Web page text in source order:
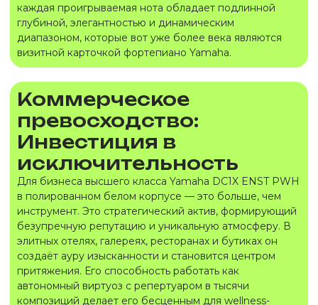
каждая проигрываемая нота обладает подлинной
глубиной, элегантностью и динамическим
диапазоном, которые вот уже более века являются
визитной карточкой фортепиано Yamaha.
Коммерческое
превосходство:
Инвестиция в
исключительность
Для бизнеса высшего класса Yamaha DC1X ENST PWH
в полированном белом корпусе — это больше, чем
инструмент. Это стратегический актив, формирующий
безупречную репутацию и уникальную атмосферу. В
элитных отелях, галереях, ресторанах и бутиках он
создаёт ауру изысканности и становится центром
притяжения. Его способность работать как
автономный виртуоз с репертуаром в тысячи
композиций делает его бесценным для wellness-